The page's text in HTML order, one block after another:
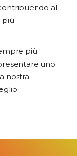
al
più
più
uno
nostra